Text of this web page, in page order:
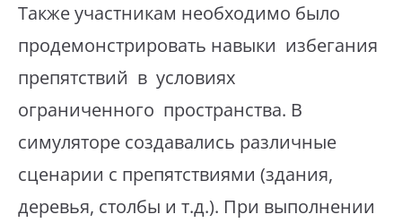
Также участникам необходимо было
продемонстрировать навыки избегания
препятствий в условиях
ограниченного пространства. В
симуляторе создавались различные
сценарии с препятствиями (здания,
деревья, столбы и т.д.). При выполнении